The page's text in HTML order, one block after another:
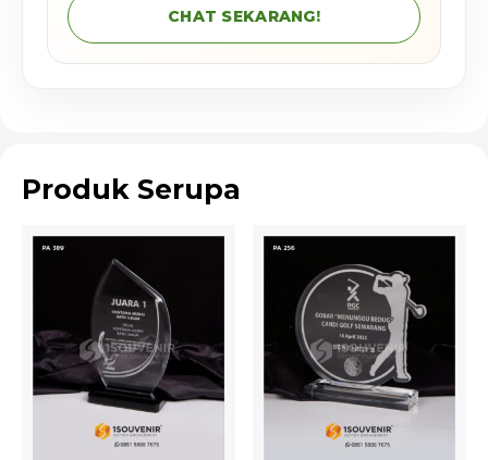
CHAT SEKARANG!
Produk Serupa